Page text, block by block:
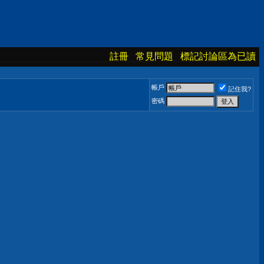
註冊 常見問題 標記討論區為已讀
帳戶
記住我?
密碼